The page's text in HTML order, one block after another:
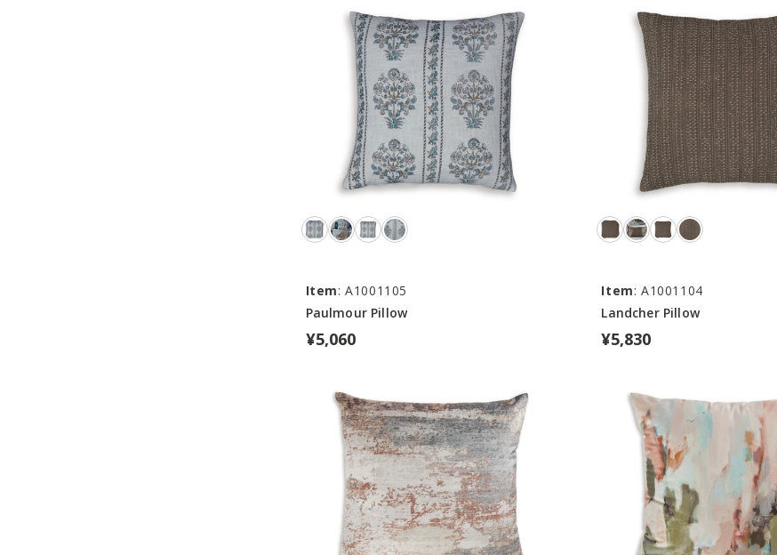
Item: A1001105
Paulmour Pillow
¥5,060
Item: A1001104
Landcher Pillow
¥5,830